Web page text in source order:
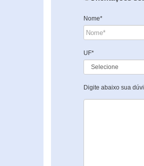
Nome*
UF*
Digite abaixo sua